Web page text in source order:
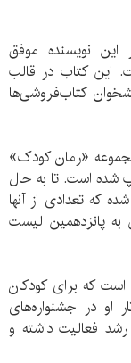
نویسنده موفق
این کتاب در قالب
راهی پیشخوان کتاب‌فروشی‌ها
«رمان کودک»
شده است. تا به حال
شده که تعدادی از آنها
به پانزدهمین لیست
این کتاب بیشتر از 30 سال است که برای کودکان
او در جشنواره‌های
فعالیت داشته و